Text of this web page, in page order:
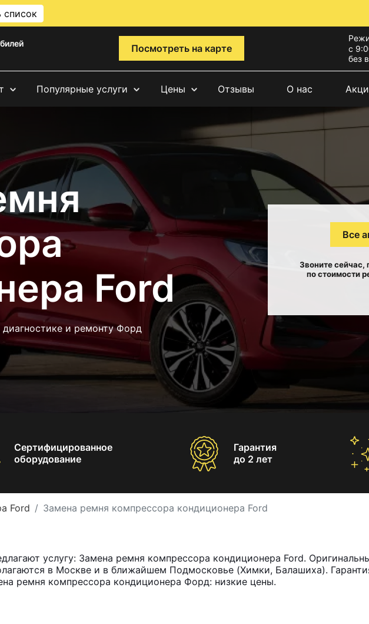
список
Посмотреть на карте
с
без
Популярные услуги Цены Отзывы О нас
Ford
и ремонту Форд
Все
Звоните сейчас,
по стоимости
Сертифицированное
оборудование
Гарантия
до 2 лет
Ford Замена ремня компрессора кондиционера Ford
услугу: Замена ремня компрессора кондиционера Ford.
в Москве и в ближайшем Подмосковье (Химки, Балашиха).
ремня компрессора кондиционера Форд: низкие цены.